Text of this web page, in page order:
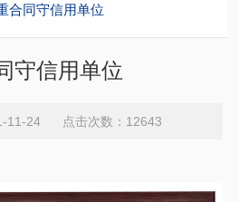
合同守信用单位
守信用单位
11-24 点击次数：12643